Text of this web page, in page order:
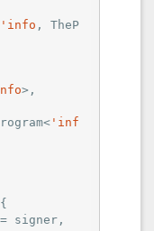
'info , TheP
>,
'inf
signer,